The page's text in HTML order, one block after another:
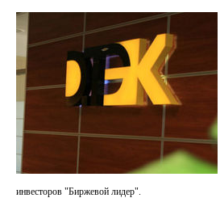
инвесторов "Биржевой лидер".